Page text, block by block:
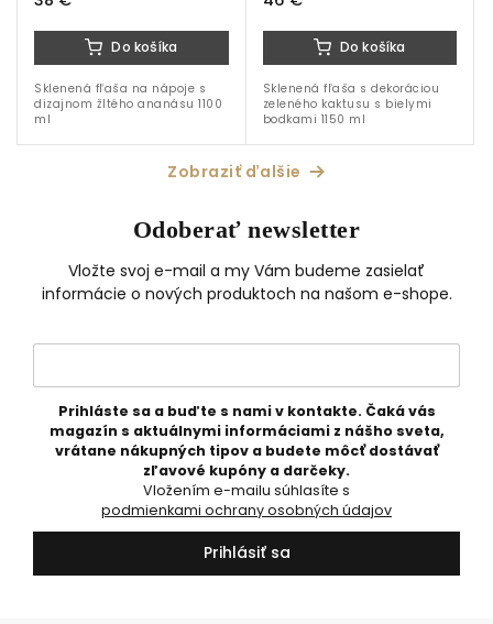
Do košíka
Sklenená fľaša na nápoje s
dizajnom žltého ananásu 1100
ml
Do košíka
Sklenená fľaša s dekoráciou
zeleného kaktusu s bielymi
bodkami 1150 ml
Zobraziť ďalšie
Odoberať newsletter
Vložte svoj e-mail a my Vám budeme zasielať
informácie o nových produktoch na našom e-shope.
Prihláste sa a buďte s nami v kontakte. Čaká vás
magazín s aktuálnymi informáciami z nášho sveta,
vrátane nákupných tipov a budete môcť dostávať
zľavové kupóny a darčeky.
podmienkami ochrany osobných údajov
Prihlásiť sa